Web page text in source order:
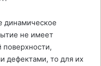
динамическое
не имеет
поверхности,
дефектами, то для их